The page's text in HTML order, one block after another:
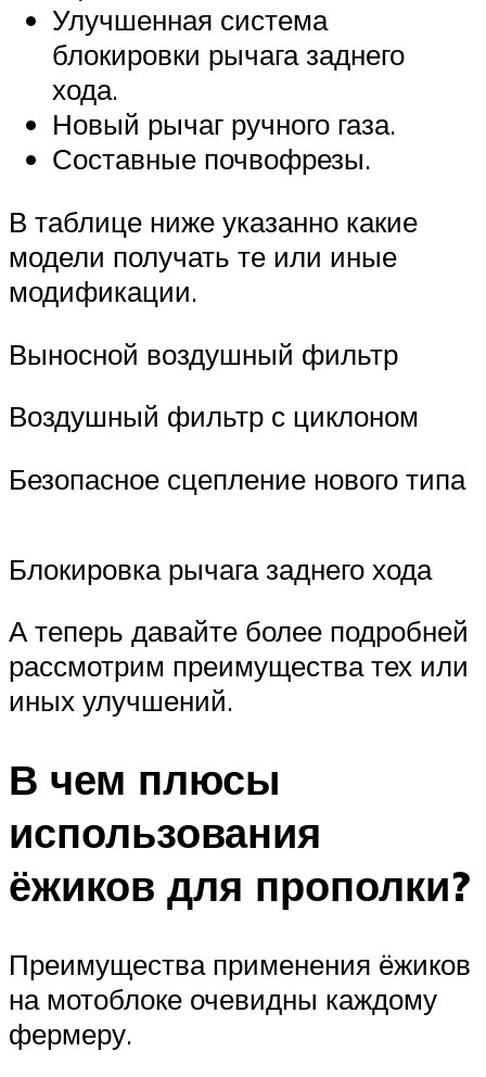
Улучшенная система
блокировки рычага заднего
хода.
Новый рычаг ручного газа.
Составные почвофрезы.
В таблице ниже указанно какие
модели получать те или иные
модификации.
Выносной воздушный фильтр
Воздушный фильтр с циклоном
Безопасное сцепление нового типа
Блокировка рычага заднего хода
А теперь давайте более подробней
рассмотрим преимущества тех или
иных улучшений.
В чем плюсы
использования
ёжиков для прополки?
Преимущества применения ёжиков
на мотоблоке очевидны каждому
фермеру.